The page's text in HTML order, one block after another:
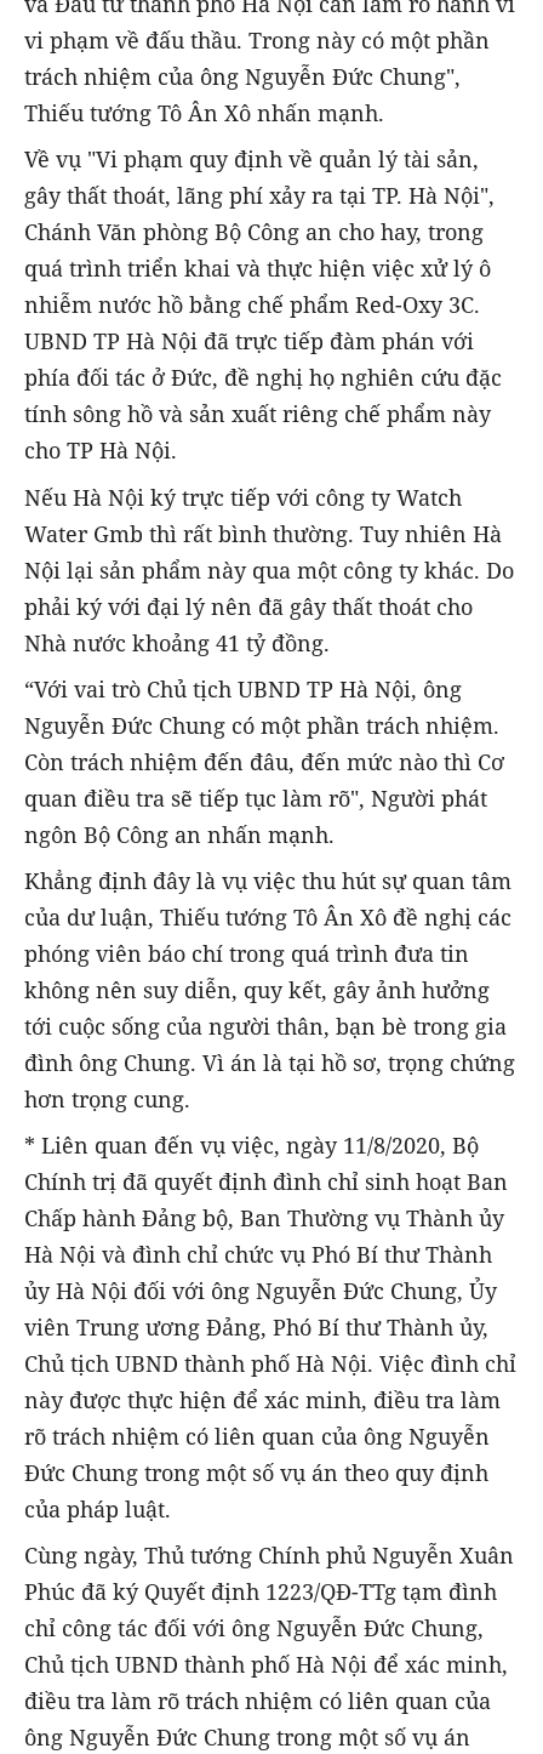
vi phạm về đấu thầu. Trong này có một phần
trách nhiệm của ông Nguyễn Đức Chung",
Thiếu tướng Tô Ân Xô nhấn mạnh.
Về vụ "Vi phạm quy định về quản lý tài sản,
gây thất thoát, lãng phí xảy ra tại TP. Hà Nội",
Chánh Văn phòng Bộ Công an cho hay, trong
quá trình triển khai và thực hiện việc xử lý ô
nhiễm nước hồ bằng chế phẩm Red-Oxy 3C.
UBND TP Hà Nội đã trực tiếp đàm phán với
phía đối tác ở Đức, đề nghị họ nghiên cứu đặc
tính sông hồ và sản xuất riêng chế phẩm này
cho TP Hà Nội.
Nếu Hà Nội ký trực tiếp với công ty Watch
Water Gmb thì rất bình thường. Tuy nhiên Hà
Nội lại sản phẩm này qua một công ty khác. Do
phải ký với đại lý nên đã gây thất thoát cho
Nhà nước khoảng 41 tỷ đồng.
“Với vai trò Chủ tịch UBND TP Hà Nội, ông
Nguyễn Đức Chung có một phần trách nhiệm.
Còn trách nhiệm đến đâu, đến mức nào thì Cơ
quan điều tra sẽ tiếp tục làm rõ", Người phát
ngôn Bộ Công an nhấn mạnh.
Khẳng định đây là vụ việc thu hút sự quan tâm
của dư luận, Thiếu tướng Tô Ân Xô đề nghị các
phóng viên báo chí trong quá trình đưa tin
không nên suy diễn, quy kết, gây ảnh hưởng
tới cuộc sống của người thân, bạn bè trong gia
đình ông Chung. Vì án là tại hồ sơ, trọng chứng
hơn trọng cung.
* Liên quan đến vụ việc, ngày 11/8/2020, Bộ
Chính trị đã quyết định đình chỉ sinh hoạt Ban
Chấp hành Đảng bộ, Ban Thường vụ Thành ủy
Hà Nội và đình chỉ chức vụ Phó Bí thư Thành
ủy Hà Nội đối với ông Nguyễn Đức Chung, Ủy
viên Trung ương Đảng, Phó Bí thư Thành ủy,
Chủ tịch UBND thành phố Hà Nội. Việc đình chỉ
này được thực hiện để xác minh, điều tra làm
rõ trách nhiệm có liên quan của ông Nguyễn
Đức Chung trong một số vụ án theo quy định
của pháp luật.
Cùng ngày, Thủ tướng Chính phủ Nguyễn Xuân
Phúc đã ký Quyết định 1223/QĐ-TTg tạm đình
chỉ công tác đối với ông Nguyễn Đức Chung,
Chủ tịch UBND thành phố Hà Nội để xác minh,
điều tra làm rõ trách nhiệm có liên quan của
ông Nguyễn Đức Chung trong một số vụ án